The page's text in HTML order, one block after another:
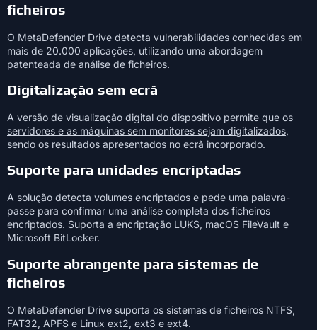
ficheiros
O MetaDefender Drive detecta vulnerabilidades conhecidas em
mais de 20.000 aplicações, utilizando uma abordagem
patenteada de análise de ficheiros.
Digitalização sem ecrã
A versão de visualização digital do dispositivo permite que os
servidores e as máquinas sem monitores sejam digitalizados,
sendo os resultados apresentados no ecrã incorporado.
Suporte para unidades encriptadas
A solução detecta volumes encriptados e pede uma palavra-
passe para confirmar uma análise completa dos ficheiros
encriptados. Suporta a encriptação LUKS, macOS FileVault e
Microsoft BitLocker.
Suporte abrangente para sistemas de
ficheiros
O MetaDefender Drive suporta os sistemas de ficheiros NTFS,
FAT32, APFS e Linux ext2, ext3 e ext4.